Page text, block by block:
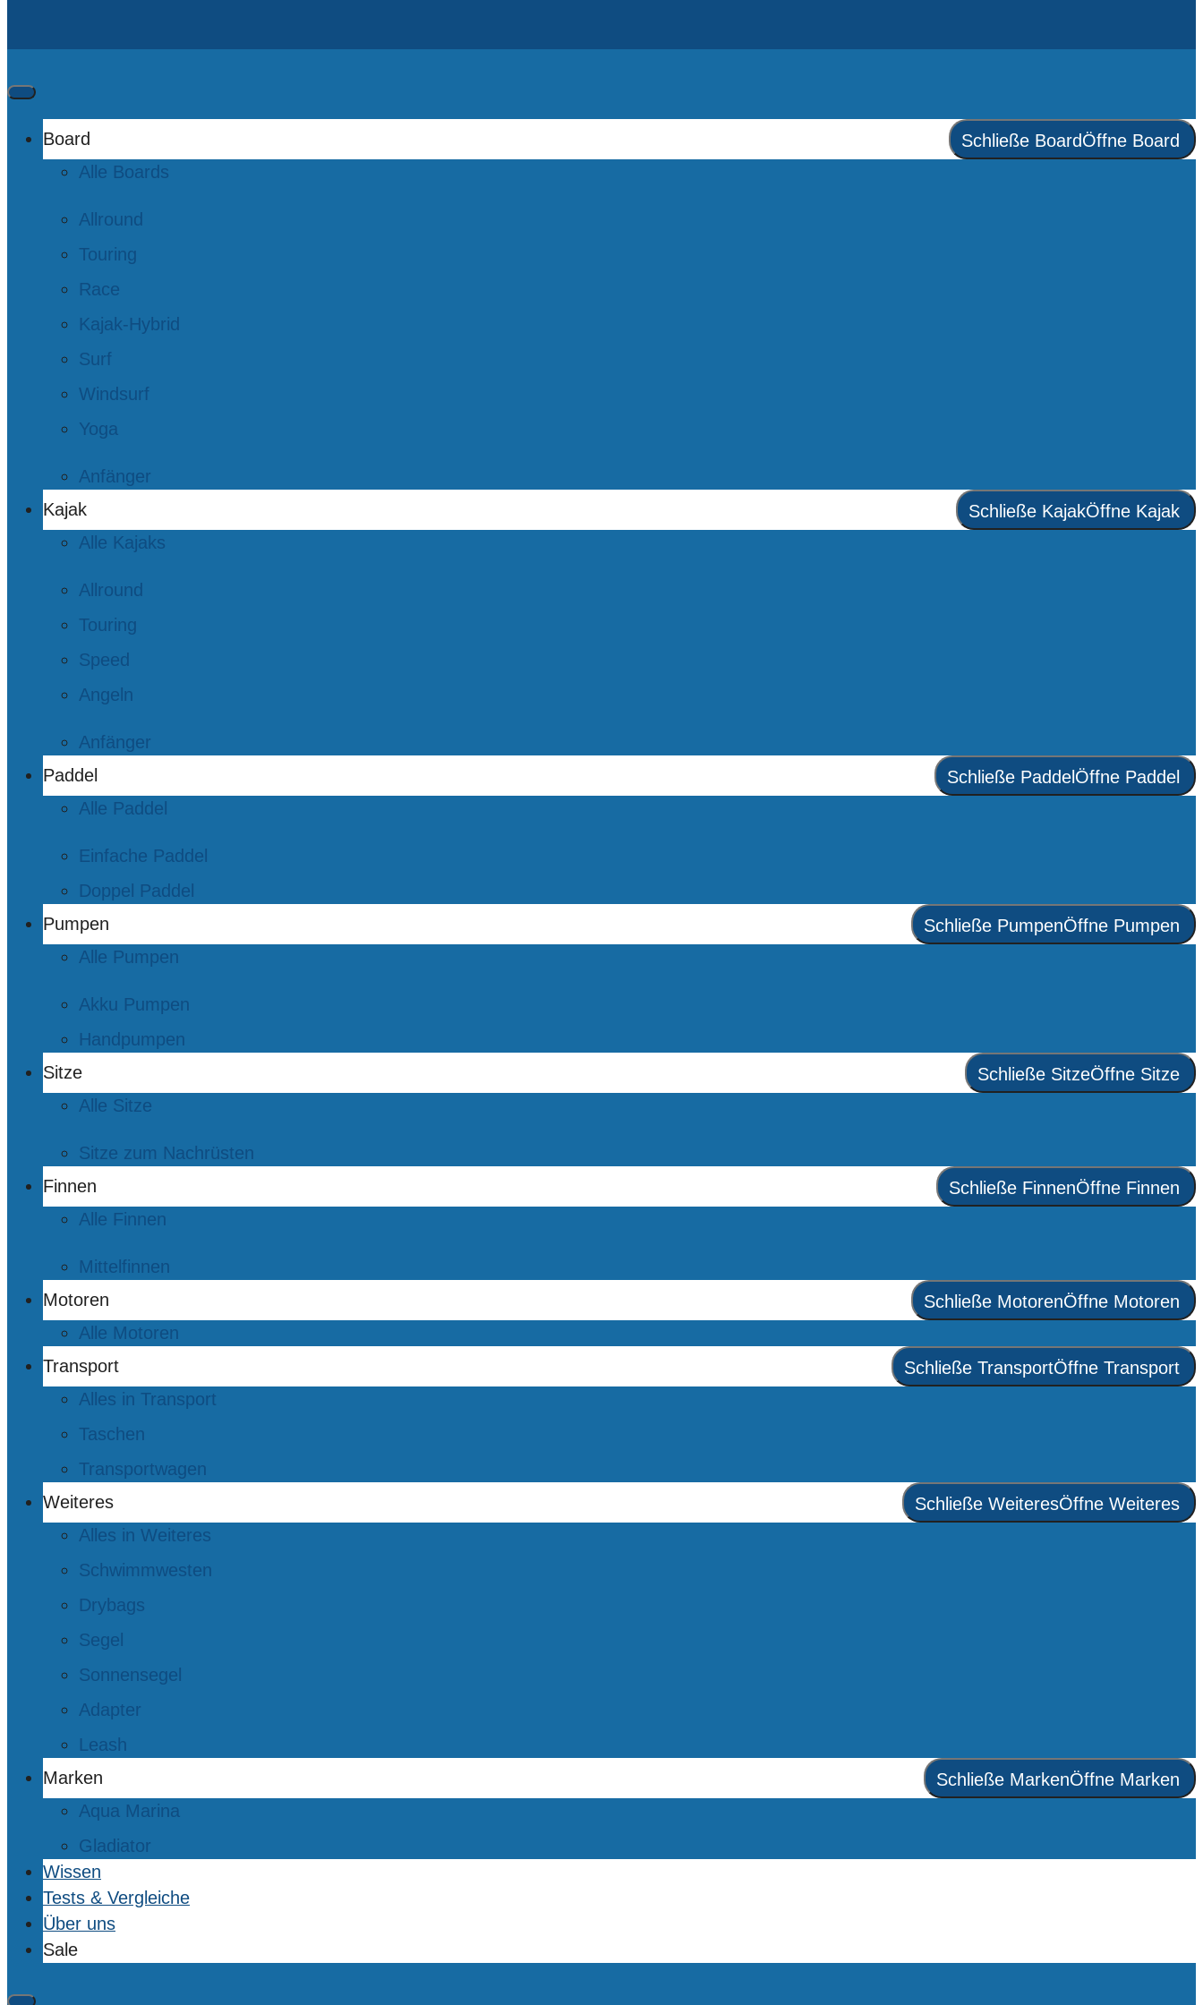
Board Schließe BoardÖffne Board
Alle Boards
Allround
Touring
Race
Kajak-Hybrid
Surf
Windsurf
Yoga
Anfänger
Kajak
Schließe KajakÖffne Kajak
Alle Kajaks
Allround
Touring
Speed
Angeln
Anfänger
Paddel
Schließe Paddel Öffne Paddel
Alle Paddel
Einfache Paddel
Doppel Paddel
Pumpen
Schließe PumpenÖffne Pumpen
Alle Pumpen
Akku Pumpen
Handpumpen
Sitze
Schließe SitzeÖffne Sitze
Alle Sitze
Sitze zum Nachrüsten
Finnen
Schließe FinnenÖffne Finnen
Alle Finnen
Mittelfinnen
Motoren
Schließe MotorenÖffne Motoren
Alle Motoren
Transport
Schließe TransportÖffne Transport
Alles in Transport
Taschen
Transportwagen
Weiteres
Schließe WeiteresÖffne Weiteres
Alles in Weiteres
Schwimmwesten
Drybags
Segel
Sonnensegel
Adapter
Leash
Marken
Schließe MarkenÖffne Marken
Aqua Marina
Gladiator
Wissen
Tests & Vergleiche
Über uns
Sale